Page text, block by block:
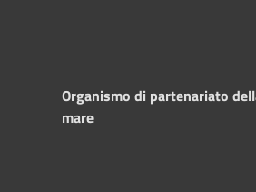
Organismo di partenariato
mare